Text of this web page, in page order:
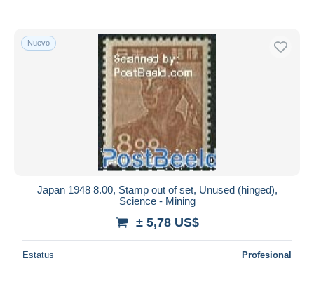
Nuevo
Japan 1948 8.00, Stamp out of set, Unused (hinged),
Science - Mining
± 5,78 US$
Estatus Profesional